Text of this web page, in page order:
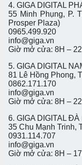
4. GIGA DIGITAL
55 Minh Phụng, P.
Prosper Plaza)
0965.499.920
info@giga.vn
Giờ mở cửa: 8H –
5. GIGA DIGITAL
81 Lê Hồng Phong,
0862.171.170
info@giga.vn
Giờ mở cửa: 8H –
6. GIGA DIGITAL ĐÀ
35 Chu Mạnh Trinh,
0931.114.707
info@giga.vn
Giờ mở cửa: 8H –